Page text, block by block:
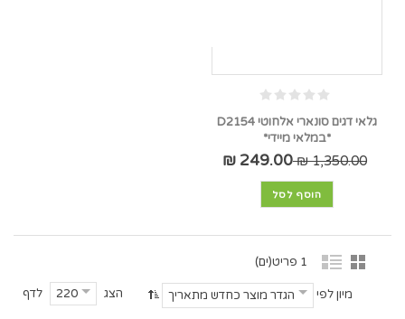
גלאי דגים סונארי אלחוטי D2154
*במלאי מיידי*
1,350.00 ₪
249.00 ₪
הוסף לסל
1 פריט(ים)
הצג 220 לדף מיון לפי הגדר מוצר כחדש מתאריך